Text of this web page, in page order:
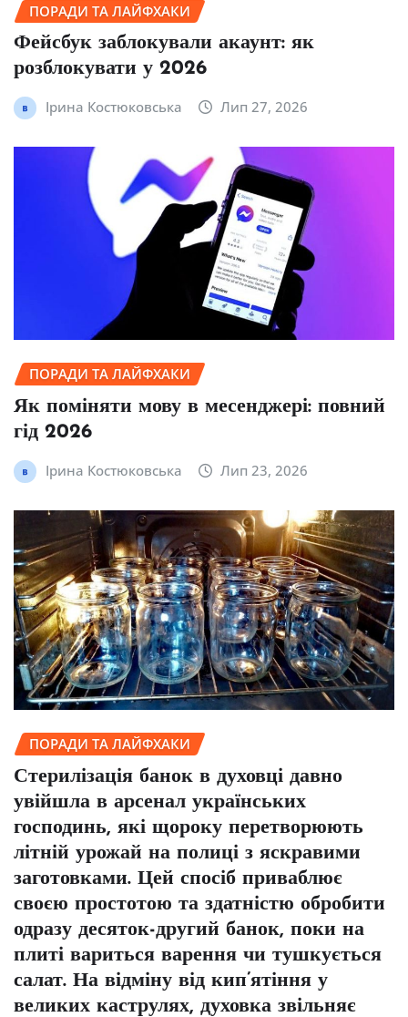
ПОРАДИ ТА ЛАЙФХАКИ
Фейсбук заблокували акаунт: як
розблокувати у 2026
Ірина Костюковська Лип 27, 2026
ПОРАДИ ТА ЛАЙФХАКИ
Як поміняти мову в месенджері: повний
гід 2026
Ірина Костюковська Лип 23, 2026
ПОРАДИ ТА ЛАЙФХАКИ
Стерилізація банок в духовці давно
увійшла в арсенал українських
господинь, які щороку перетворюють
літній урожай на полиці з яскравими
заготовками. Цей спосіб приваблює
своєю простотою та здатністю обробити
одразу десяток-другий банок, поки на
плиті вариться варення чи тушкується
салат. На відміну від кип’ятіння у
великих каструлях, духовка звільняє